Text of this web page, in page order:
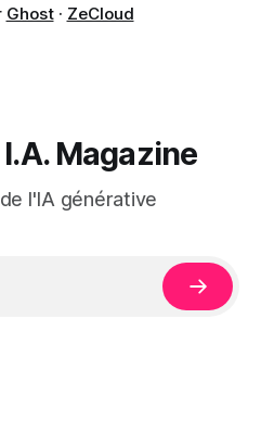
Ghost· ZeCloud
Magazine
l'IA générative